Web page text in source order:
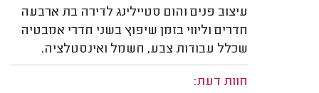
עיצוב פנים והום סטיילינג לדירה בת ארבעה
חדרים וליווי בזמן שיפוץ בשני חדרי אמבטיה
שכלל עבודות צבע, חשמל ואינסטלציה.
חוות דעת: